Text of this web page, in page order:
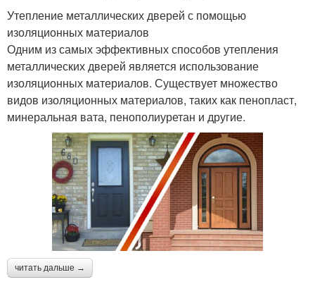
Утепление металлических дверей с помощью
изоляционных материалов
Одним из самых эффективных способов утепления
металлических дверей является использование
изоляционных материалов. Существует множество
видов изоляционных материалов, таких как пенопласт,
минеральная вата, пенополиуретан и другие.
читать дальше →